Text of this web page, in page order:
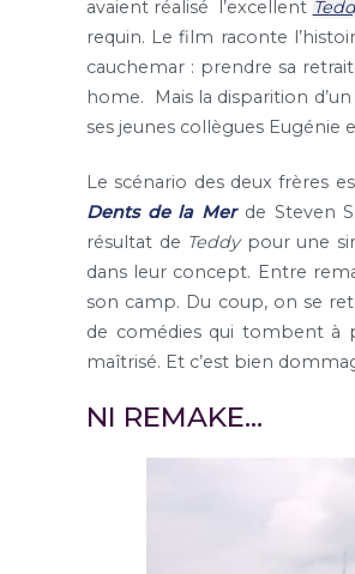
avaient réalisé l’excellent
requin. Le film raconte
cauchemar : prendre sa
home. Mais la disparition
ses jeunes collègues Eugénie
Le scénario des deux frères
Dents de la Mer de Steven
résultat de Teddypour une
dans leur concept. Entre
son camp. Du coup, on se
de comédies qui tombent à
maîtrisé. Et c’est bien
NI REMAKE…